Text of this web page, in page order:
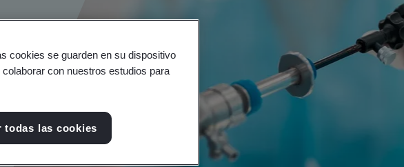
cookies se guarden en su dispositivo
con nuestros estudios para
todas las cookies